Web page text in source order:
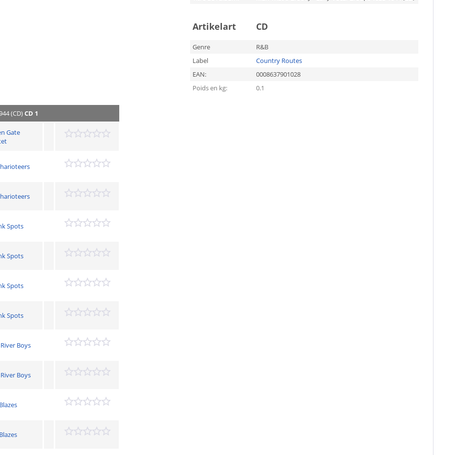
Artikelart CD
Genre
R&B
Label
Country Routes
EAN:
0008637901028
Poids en kg:
0.1
(CD)CD 1
Gate
Spots
Spots
Spots
Spots
Boys
Boys